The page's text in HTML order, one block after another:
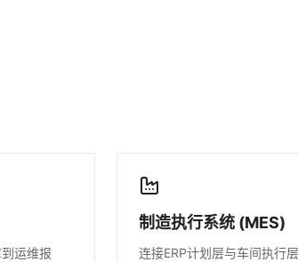
运维报
制造执行系统 (MES)
连接ERP计划层与车间执行